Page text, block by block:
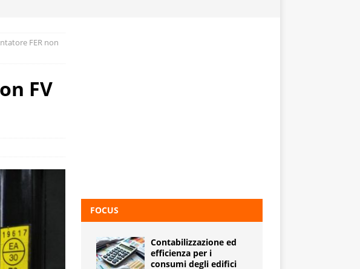
FER non
FV
FOCUS
Contabilizzazione ed
efficienza per i
consumi degli edifici